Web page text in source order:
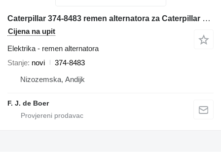
Caterpillar 374-8483 remen alternatora za Caterpillar 980 / 982 / C13 prednjeg utovarivača
Cijena na upit
Elektrika - remen alternatora
Stanje novi
374-8483
Nizozemska, Andijk
F. J. de Boer